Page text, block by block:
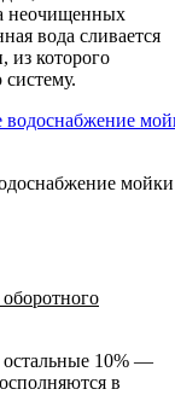
неочищенных
вода сливается
из которого
мойки
остальные 10% —
в